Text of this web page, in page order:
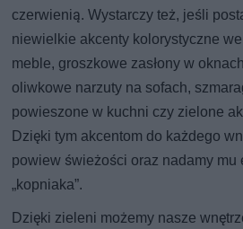
czerwienią. Wystarczy też, jeśli
niewielkie akcenty kolorystyczne
meble, groszkowe zasłony w
oliwkowe narzuty na sofach,
powieszone w kuchni czy zielone
Dzięki tym akcentom do każdego
powiew świeżości oraz nadamy mu
„kopniaka”.
Dzięki zieleni możemy nasze